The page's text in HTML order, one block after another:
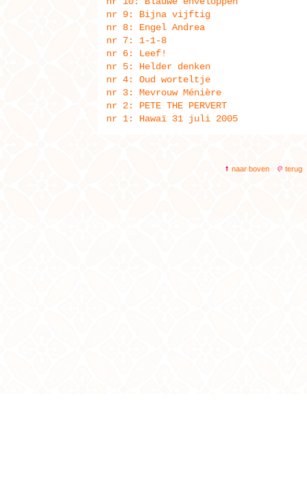
nr 9: Bijna vijftig
nr 8: Engel Andrea
nr 7: 1-1-8
nr 6: Leef!
nr 5: Helder denken
nr 4: Oud worteltje
nr 3: Mevrouw Ménière
nr 2: PETE THE PERVERT
nr 1: Hawaï 31 juli 2005
naar boven terug